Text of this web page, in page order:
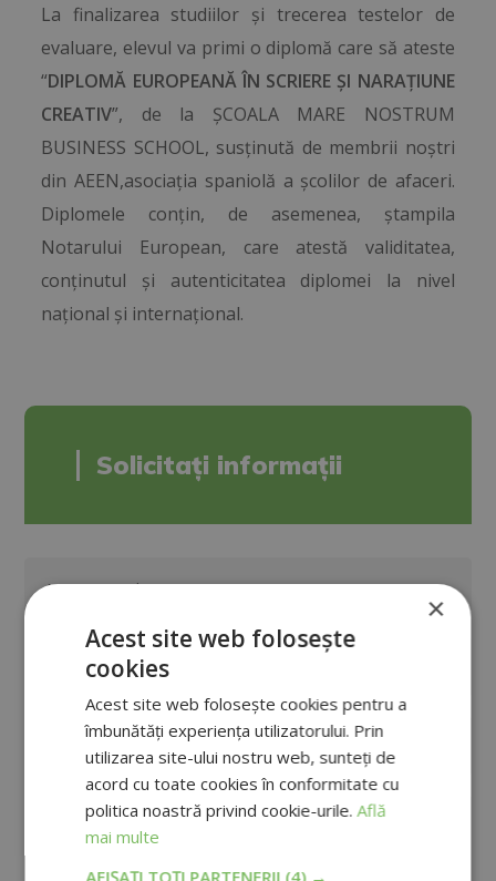
La finalizarea studiilor și trecerea testelor de
evaluare, elevul va primi o diplomă care să ateste
“DIPLOMĂ EUROPEANĂ ÎN SCRIERE ȘI NARAȚIUNE
CREATIV”, de la ȘCOALA MARE NOSTRUM
BUSINESS SCHOOL, susținută de membrii noștri
din AEEN,asociația spaniolă a școlilor de afaceri.
Diplomele conțin, de asemenea, ștampila
Notarului European, care atestă validitatea,
conținutul și autenticitatea diplomei la nivel
național și internațional.
Solicitați informații
×
Acest site web folosește
cookies
Acest site web folosește cookies pentru a
îmbunătăți experiența utilizatorului. Prin
utilizarea site-ului nostru web, sunteți de
acord cu toate cookies în conformitate cu
politica noastră privind cookie-urile.Află
mai multe
AFIȘAȚI TOȚI PARTENERII (4) →